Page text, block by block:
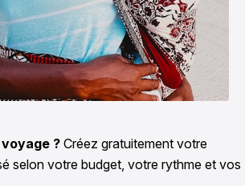
? Créez gratuitement votre
selon votre budget, votre rythme et vos